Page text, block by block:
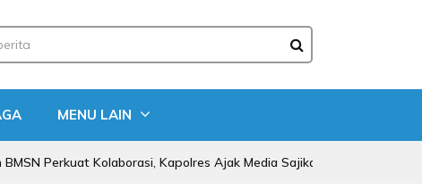
MENU LAIN
Kolaborasi, Kapolres Ajak Media Sajikan Informasi Akurat dan